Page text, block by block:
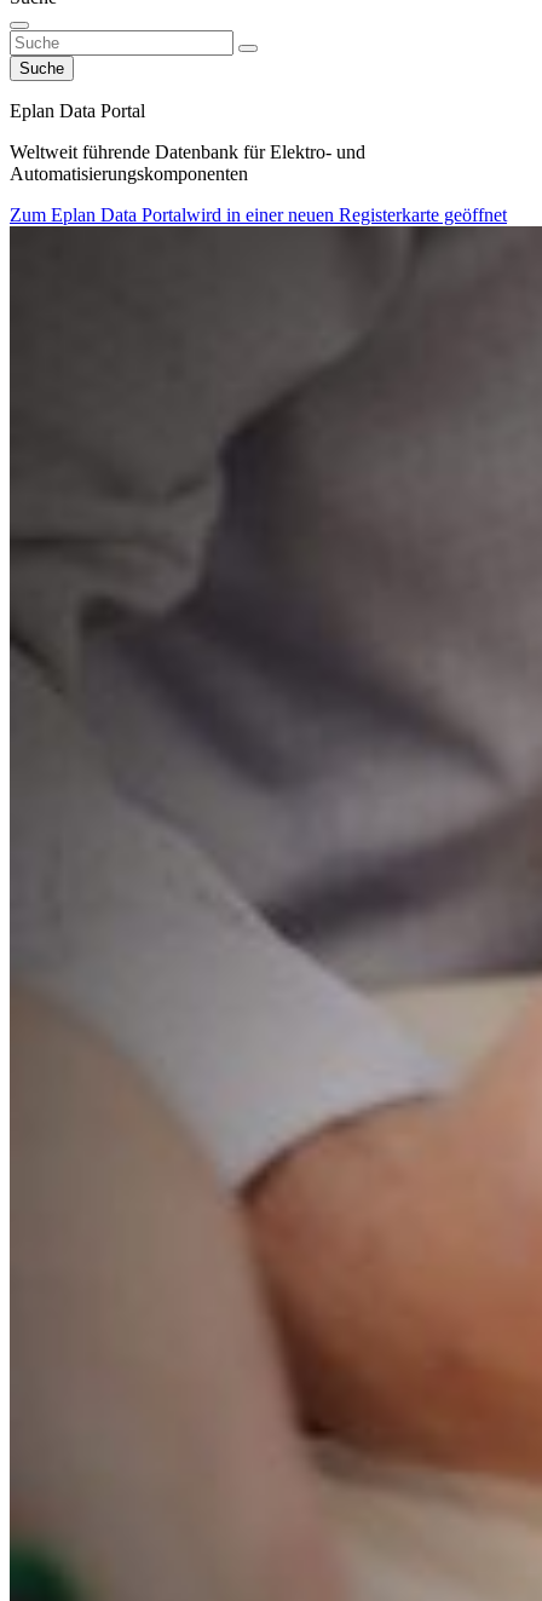
Suche
Eplan Data Portal
Weltweit führende Datenbank für Elektro- und
Automatisierungskomponenten
Zum Eplan Data Portalwird in einer neuen Registerkarte geöffnet